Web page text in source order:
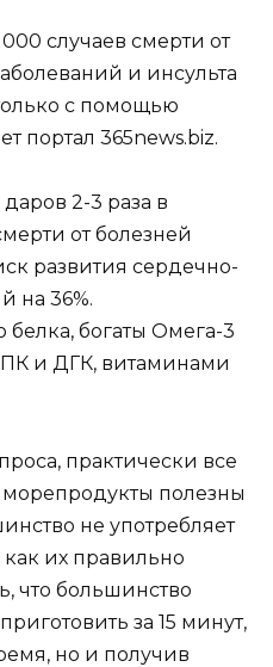
случаев смерти от
и инсульта
с помощью
портал 365news.biz.
2-3 раза в
от болезней
развития сердечно-
на 36%.
богаты Омега-3
и ДГК, витаминами
практически все
полезны
не употребляет
как их правильно
что большинство
за 15 минут,
но и получив